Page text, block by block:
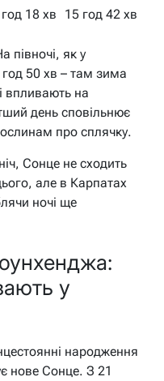
18 хв 15 год 42 хв
півночі, як у
год 50 хв – там зима
впливають на
день сповільнює
про сплячку.
Сонце не сходить
але в Карпатах
ночі ще
у
народження
нове Сонце. З 21